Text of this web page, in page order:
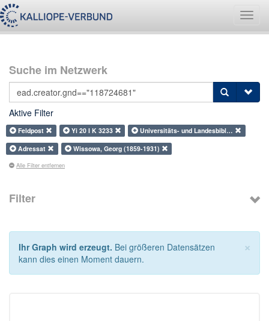
Suche im Netzwerk
Aktive Filter
Feldpost Yi 20 I K 3233
Universitäts- und Landesbibl…
Adressat
Wissowa, Georg (1859-1931)
Alle Filter entfernen
Filter
×
Ihr Graph wird erzeugt. Bei größeren Datensätzen
kann dies einen Moment dauern.